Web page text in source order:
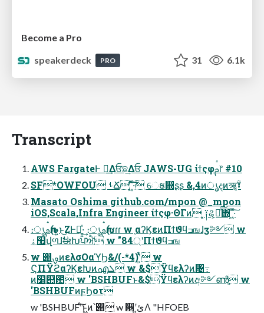
Become a Pro
speakerdeck
PRO 31 6.1k
Transcript
AWS FargateͰ ಘ͢Δਓଛ͢Δਓ JAWS-UG ίϯςφࢧ෦ #10
SF*OWFOU ࢀՃ ͖ͯ͠·ͨ͠ େຬ଍ʂʂ &,4ͷൃදͷॠؒˠ
Masato Oshima github.com/mpon @_mpon
iOS,Scala,Infra Engineer ίϯςφ·ΘΓͷ ͓༑ୡ͕ཉͯ͘͠΍ͬ ͖ͯ·ͨ͠
։ൃࢧԉ(ͱ͍͏ͱ͜ΖͰಇ͍͍ͯ·͢ ։ൃࢧԉ( ɾɾɾ w ֤αʔϏεͷΠϯϑϥߏஙɺӡ༻ w
ۀ຿վળɺࣗಈԽਪਐ w "84্ʹΠϯϑϥߏங
w ୊ࡐͷελσΟαϓϦ&/(-*4)ʹ͍ͭͯ w
ϚΠΫϩαʔϏεԽͷഎܠ w &$Ϋϥελʔͷ৔߹
ͷ໰୊఺ w 'BSHBUFͱ&$Ϋϥελʔͷඅ༻ൺֱ w
'BSHBUFͷϝϦοτ
w 'BSHBUFʹͨ͠ͱ͖ͷ՝୊ w ੕ʹئ͍Λ "HFOEB